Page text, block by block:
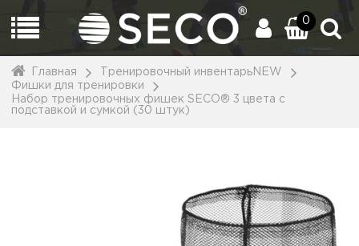
0
Главная
Тренировочный инвентарьNEW
Фишки для тренировки
Набор тренировочных фишек SECO® 3 цвета с
подставкой и сумкой (30 штук)